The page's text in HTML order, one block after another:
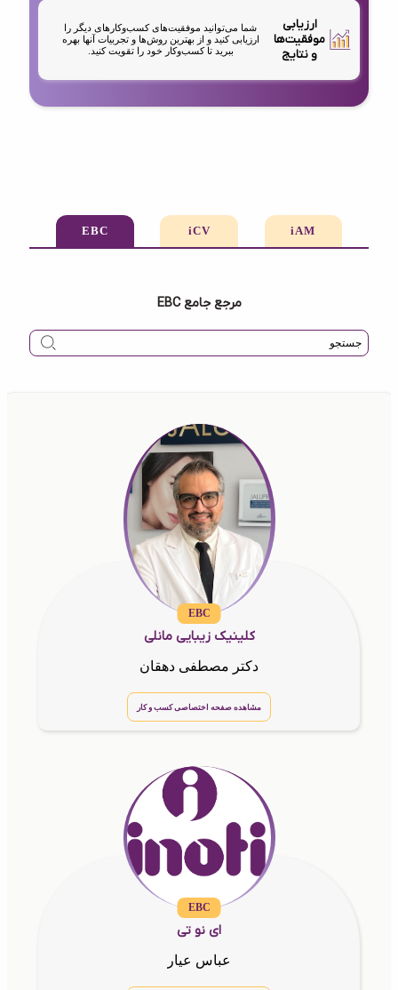
ارزیابی
موفقیت‌ها
و نتایج
شما می‌توانید موفقیت‌های کسب‌وکارهای دیگر را
ارزیابی کنید و از بهترین روش‌ها و تجربیات آنها بهره
ببرید تا کسب‌وکار خود را تقویت کنید.
iAM
iCV
EBC
مرجع جامع EBC
EBC
کلینیک زیبایی مانلی
دکتر مصطفی دهقان
مشاهده صفحه اختصاصی کسب و کار
EBC
ای نو تی
عباس عیار